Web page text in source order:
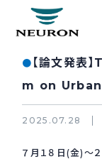
● 【論文発
m on
2025.07.28
７月１８日(金)～